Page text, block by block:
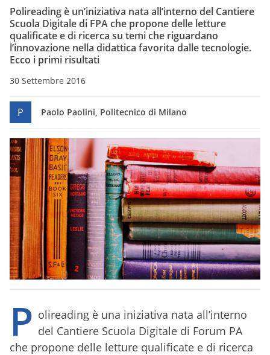
Polireading è un’iniziativa nata all’interno del Cantiere
Scuola Digitale di FPA che propone delle letture
qualificate e di ricerca su temi che riguardano
l’innovazione nella didattica favorita dalle tecnologie.
Ecco i primi risultati
30 Settembre 2016
P Paolo Paolini, Politecnico di Milano
P olireading è una iniziativa nata all’interno
del Cantiere Scuola Digitale di Forum PA
che propone delle letture qualificate e di ricerca